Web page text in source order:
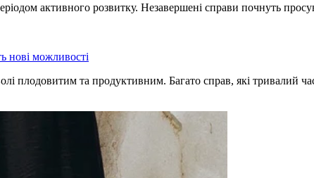
активного розвитку. Незавершені справи почнуть
нові можливості
плодовитим та продуктивним. Багато справ, які тривалий